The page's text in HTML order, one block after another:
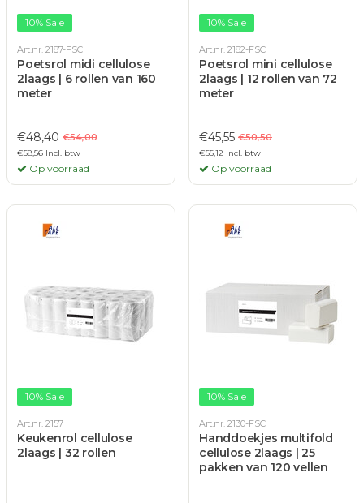
10% Sale
Art.nr. 2187-FSC
Poetsrol midi cellulose
2laags | 6 rollen van 160
meter
€48,40 €54,00
€58,56 Incl. btw
Op voorraad
10% Sale
Art.nr. 2182-FSC
Poetsrol mini cellulose
2laags | 12 rollen van 72
meter
€45,55 €50,50
€55,12 Incl. btw
Op voorraad
10% Sale
Art.nr. 2157
Keukenrol cellulose
2laags | 32 rollen
10% Sale
Art.nr. 2130-FSC
Handdoekjes multifold
cellulose 2laags | 25
pakken van 120 vellen